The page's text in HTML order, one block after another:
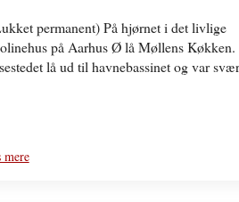
permanent) På hjørnet i det livlige
på Aarhus Ø lå Møllens Køkken.
lå ud til havnebassinet og var